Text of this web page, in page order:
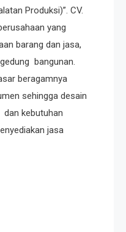
Produksi)”. CV.
yang
barang dan jasa,
bangunan.
beragamnya
sehingga desain
kebutuhan
jasa